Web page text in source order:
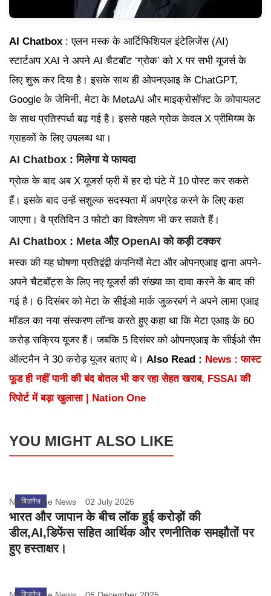
AI Chatbox : एलन मस्क के आर्टिफिशियल इंटेलिजेंस (AI)
स्टार्टअप XAI ने अपने AI चैटबॉट ‘ग्रोक’ को X पर सभी यूजर्स के
लिए शुरू कर दिया है। इसके साथ ही ओपनएआइ के ChatGPT,
Google के जेमिनी, मेटा के MetaAI और माइक्रोसॉफ्ट के कोपायलट
के साथ प्रतिस्पर्धा बढ़ गई है। इससे पहले ग्रोक केवल X प्रीमियम के
ग्राहकों के लिए उपलब्ध था।
AI Chatbox : मिलेगा ये फायदा
ग्रोक के बाद अब X यूजर्स फ्री में हर दो घंटे में 10 पोस्ट कर सकते
हैं। इसके बाद उन्हें सशुल्क सदस्यता में अपग्रेड करने के लिए कहा
जाएगा। वे प्रतिदिन 3 फोटो का विश्लेषण भी कर सकते हैं।
AI Chatbox : Meta औऱ OpenAI को कड़ी टक्कर
मस्क की यह घोषणा प्रतिद्वंद्वी कंपनियों मेटा और ओपनएआइ द्वाना अपने-
अपने चैटबॉट्स के लिए नए यूजर्स की संख्या का दावा करने के बाद की
गई है। 6 दिसंबर को मेटा के सीईओ मार्क जुकरबर्ग ने अपने लामा एआइ
मॉडल का नया संस्करण लॉन्च करते हुए कहा था कि मेटा एआइ के 60
करोड़ सक्रिय यूजर हैं। जबकि 5 दिसंबर को ओपनएआइ के सीईओ सैम
ऑल्टमैन ने 30 करोड़ यूजर बताए थे। Also Read : News : फास्ट
फूड ही नहीं पानी की बंद बोतल भी कर रहा सेहत खराब, FSSAI की
रिपोर्ट में बड़ा खुलासा | Nation One
YOU MIGHT ALSO LIKE
बिज़नेस
Nation One News 02 July 2026
भारत और जापान के बीच लॉक हुई करोड़ों की
डील,AI,डिफेंस सहित आर्थिक और रणनीतिक समझौतों पर
हुए हस्ताक्षर।